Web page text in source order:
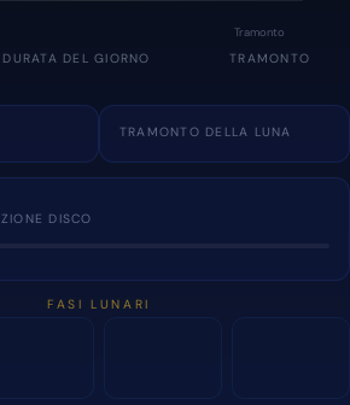
Tramonto
DURATA DEL GIORNO TRAMONTO
TRAMONTO DELLA LUNA
DISCO
FASI LUNARI